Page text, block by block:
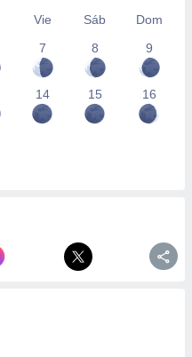
Vie Sáb
Dom
7 8 9
14 15 16